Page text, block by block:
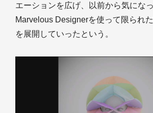
エーションを広げ、以前から気にな
Marvelous Designerを使って限られ
を展開していったという。